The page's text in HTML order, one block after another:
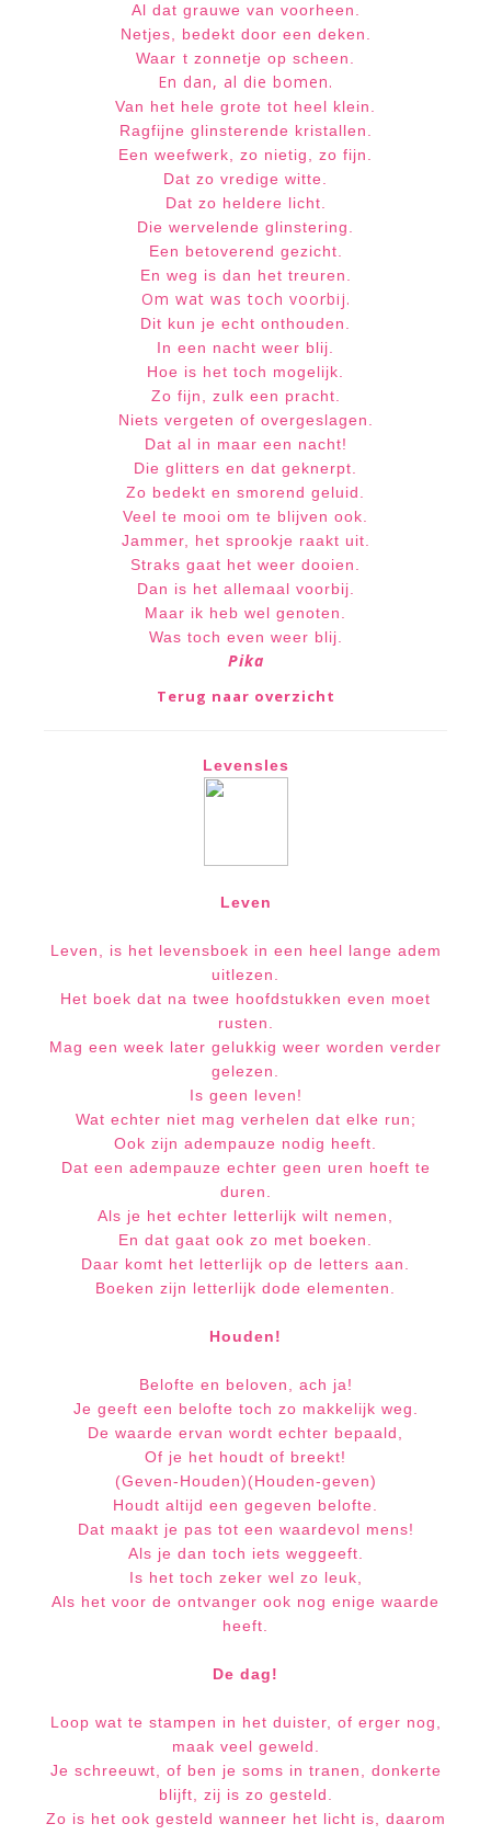
Al dat grauwe van voorheen.
Netjes, bedekt door een deken.
Waar t zonnetje op scheen.
En dan, al die bomen.
Van het hele grote tot heel klein.
Ragfijne glinsterende kristallen.
Een weefwerk, zo nietig, zo fijn.
Dat zo vredige witte.
Dat zo heldere licht.
Die wervelende glinstering.
Een betoverend gezicht.
En weg is dan het treuren.
Om wat was toch voorbij.
Dit kun je echt onthouden.
In een nacht weer blij.
Hoe is het toch mogelijk.
Zo fijn, zulk een pracht.
Niets vergeten of overgeslagen.
Dat al in maar een nacht!
Die glitters en dat geknerpt.
Zo bedekt en smorend geluid.
Veel te mooi om te blijven ook.
Jammer, het sprookje raakt uit.
Straks gaat het weer dooien.
Dan is het allemaal voorbij.
Maar ik heb wel genoten.
Was toch even weer blij.
Pika
Terug naar overzicht
Levensles
Leven
Leven, is het levensboek in een heel lange adem
uitlezen.
Het boek dat na twee hoofdstukken even moet
rusten.
Mag een week later gelukkig weer worden verder
gelezen.
Is geen leven!
Wat echter niet mag verhelen dat elke run;
Ook zijn adempauze nodig heeft.
Dat een adempauze echter geen uren hoeft te
duren.
Als je het echter letterlijk wilt nemen,
En dat gaat ook zo met boeken.
Daar komt het letterlijk op de letters aan.
Boeken zijn letterlijk dode elementen.
Houden!
Belofte en beloven, ach ja!
Je geeft een belofte toch zo makkelijk weg.
De waarde ervan wordt echter bepaald,
Of je het houdt of breekt!
(Geven-Houden)(Houden-geven)
Houdt altijd een gegeven belofte.
Dat maakt je pas tot een waardevol mens!
Als je dan toch iets weggeeft.
Is het toch zeker wel zo leuk,
Als het voor de ontvanger ook nog enige waarde
heeft.
De dag!
Loop wat te stampen in het duister, of erger nog,
maak veel geweld.
Je schreeuwt, of ben je soms in tranen, donkerte
blijft, zij is zo gesteld.
Zo is het ook gesteld wanneer het licht is, daarom